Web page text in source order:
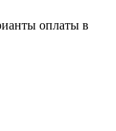
оплаты в